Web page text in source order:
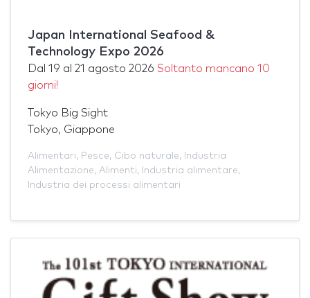
Japan International Seafood &
Technology Expo 2026
Dal 19 al 21 agosto 2026 Soltanto mancano 10
giorni!
Tokyo Big Sight
Tokyo, Giappone
Alimentari, Pesce, Cibo naturale,
Industria
Alimentazione, Alimenti, Industria alimentare,
Industria dei processi alimentari